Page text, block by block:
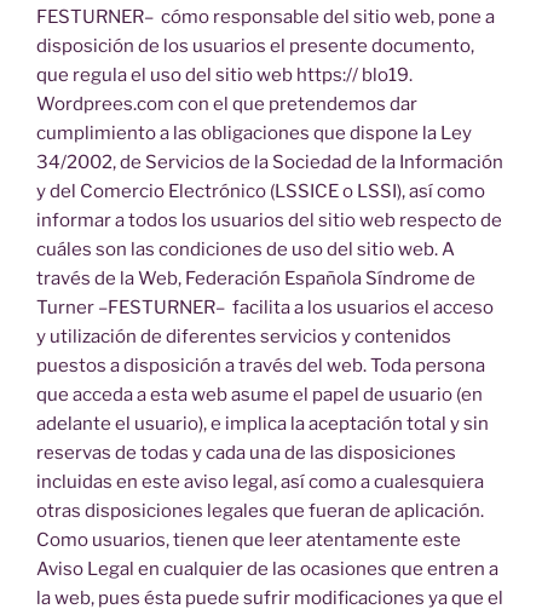
FESTURNER– cómo responsable del sitio web, pone a
disposición de los usuarios el presente documento,
que regula el uso del sitio web https:// blo19.
Wordprees.com con el que pretendemos dar
cumplimiento a las obligaciones que dispone la Ley
34/2002, de Servicios de la Sociedad de la Información
y del Comercio Electrónico (LSSICE o LSSI), así como
informar a todos los usuarios del sitio web respecto de
cuáles son las condiciones de uso del sitio web. A
través de la Web, Federación Española Síndrome de
Turner –FESTURNER– facilita a los usuarios el acceso
y utilización de diferentes servicios y contenidos
puestos a disposición a través del web. Toda persona
que acceda a esta web asume el papel de usuario (en
adelante el usuario), e implica la aceptación total y sin
reservas de todas y cada una de las disposiciones
incluidas en este aviso legal, así como a cualesquiera
otras disposiciones legales que fueran de aplicación.
Como usuarios, tienen que leer atentamente este
Aviso Legal en cualquier de las ocasiones que entren a
la web, pues ésta puede sufrir modificaciones ya que el